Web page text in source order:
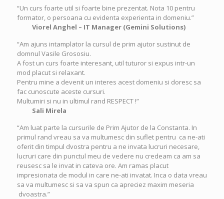
“Un curs foarte util si foarte bine prezentat. Nota 10 pentru
formator, o persoana cu evidenta experienta in domeniu.”
Viorel Anghel – IT Manager (Gemini Solutions)
“Am ajuns intamplator la cursul de prim ajutor sustinut de
domnul Vasile Grososiu.
A fost un curs foarte interesant, util tuturor si expus intr-un
mod placut si relaxant.
Pentru mine a devenit un interes acest domeniu si doresc sa
fac cunoscute aceste cursuri.
Multumiri si nu in ultimul rand RESPECT !”
Sali Mirela
“Am luat parte la cursurile de Prim Ajutor de la Constanta. In
primul rand vreau sa va multumesc din suflet pentru ca ne-ati
oferit din timpul dvostra pentru a ne invata lucruri necesare,
lucruri care din punctul meu de vedere nu credeam ca am sa
reusesc sa le invat in cateva ore. Am ramas placut
impresionata de modul in care ne-ati invatat. Inca o data vreau
sa va multumesc si sa va spun ca apreciez maxim meseria
dvoastra.”